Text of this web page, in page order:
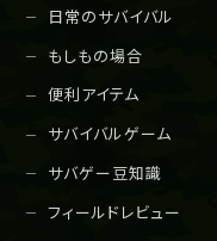
日常のサバイバル
もしもの場合
便利アイテム
サバイバルゲーム
サバゲー豆知識
フィールドレビュー